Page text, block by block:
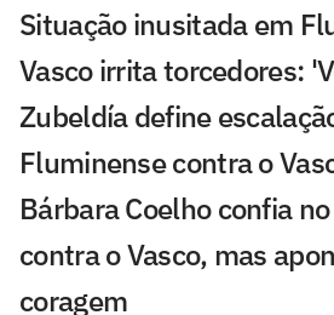
Situação inusitada em
Vasco irrita torcedores:
Zubeldía define
Fluminense contra o
Bárbara Coelho confia
contra o Vasco, mas
coragem